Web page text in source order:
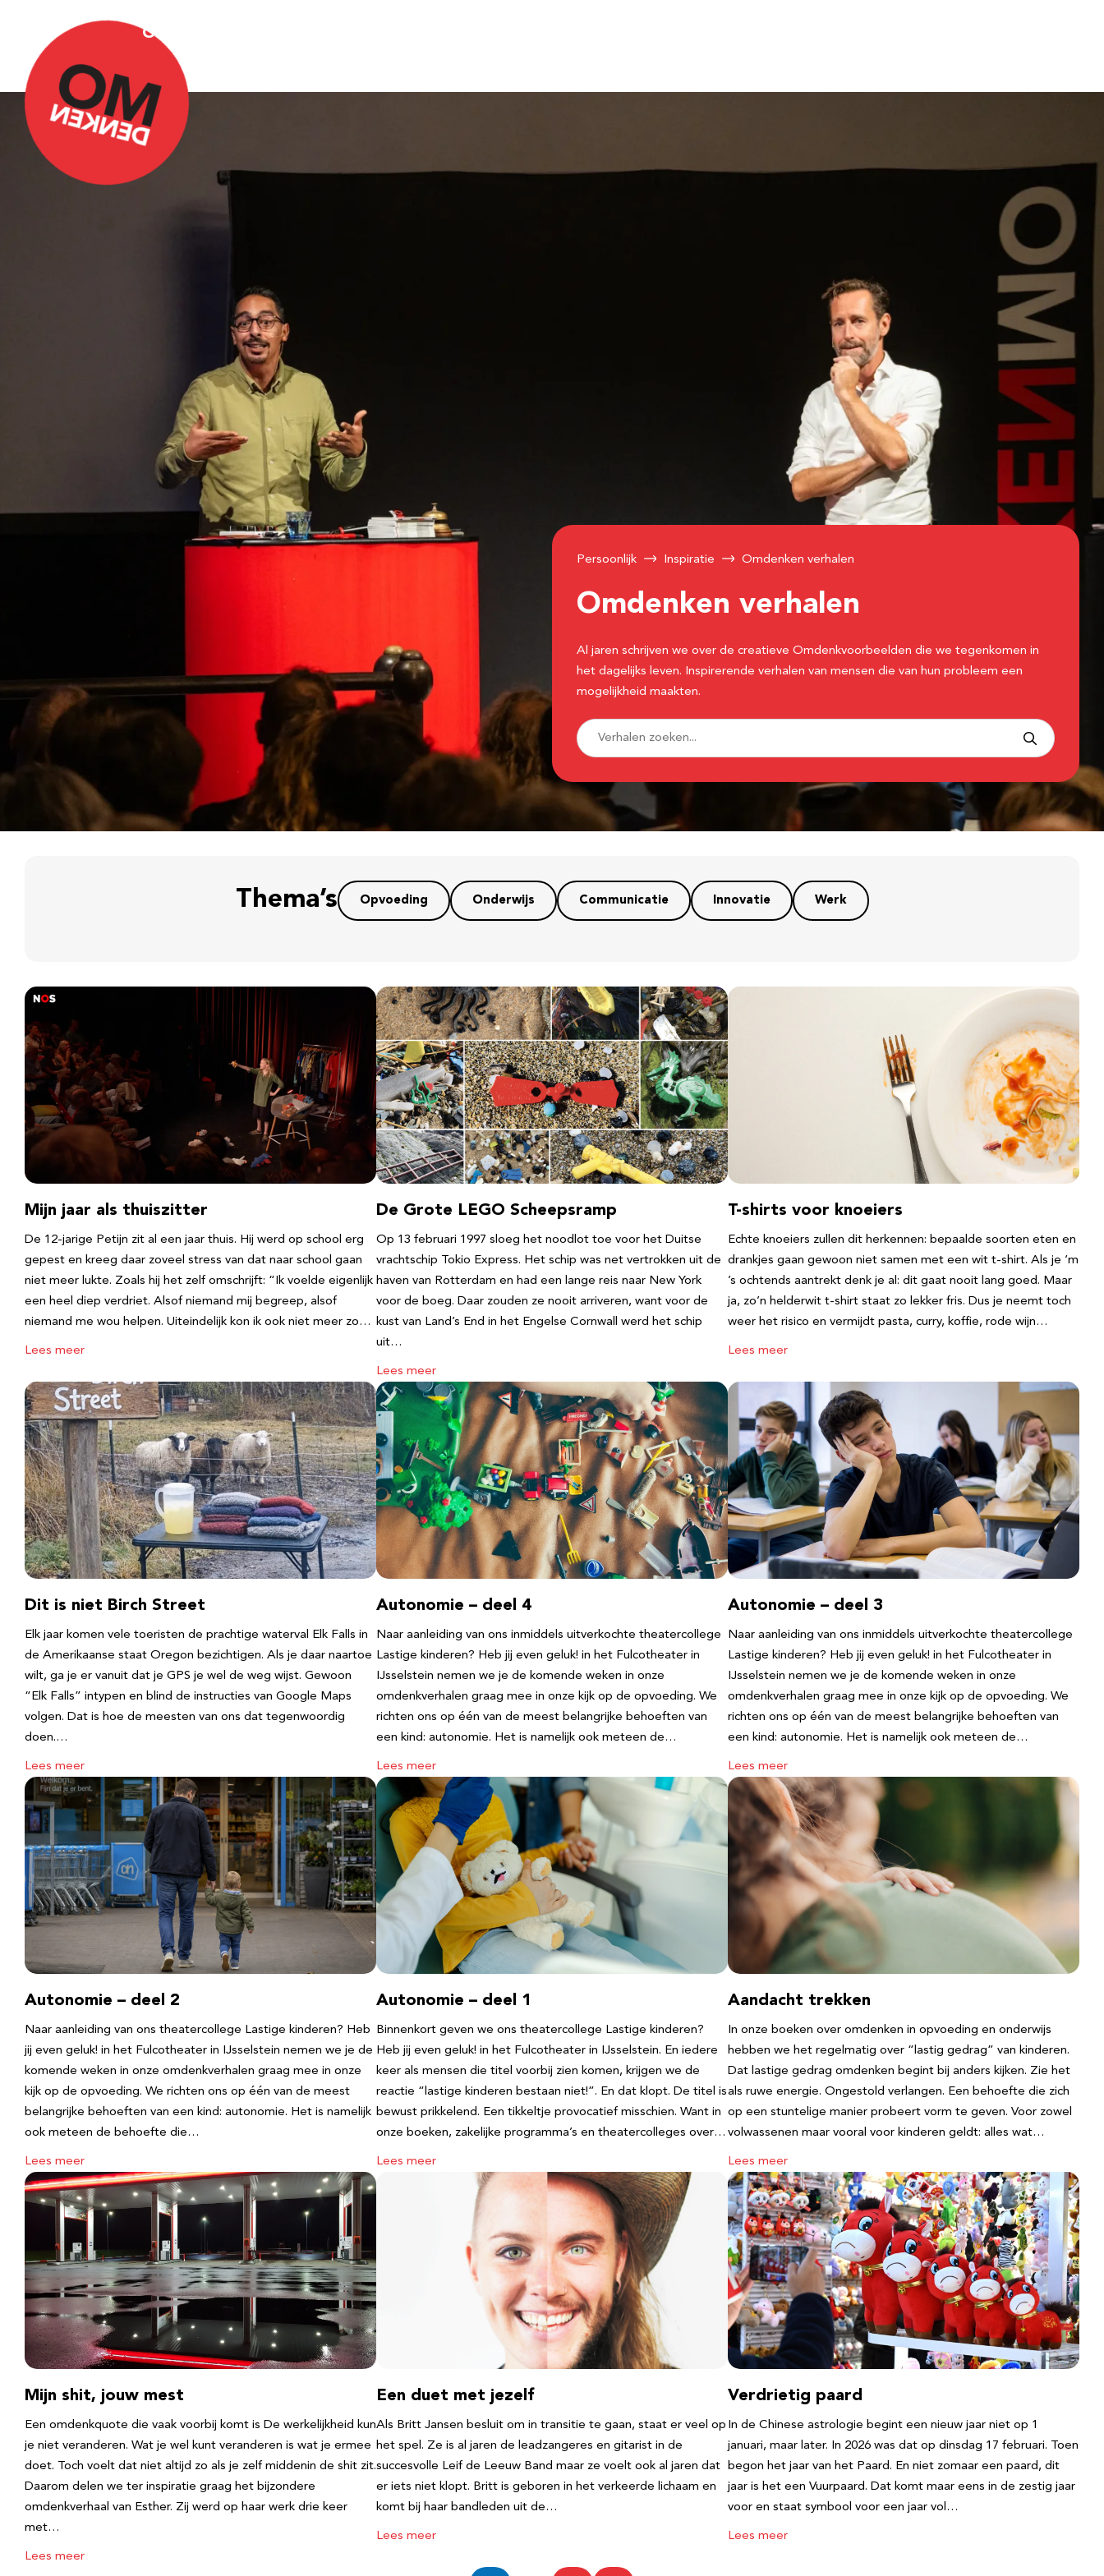
Over Omdenken
Persoonlijk Inspiratie Omdenken verhalen
Omdenken verhalen
Al jaren schrijven we over de creatieve Omdenkvoorbeelden die we tegenkomen in
het dagelijks leven. Inspirerende verhalen van mensen die van hun probleem een
mogelijkheid maakten.
Thema’s Opvoeding Onderwijs Communicatie Innovatie Werk
Mijn jaar als thuiszitter
De 12-jarige Petijn zit al een jaar thuis. Hij werd op school erg
gepest en kreeg daar zoveel stress van dat naar school gaan
niet meer lukte. Zoals hij het zelf omschrijft: “Ik voelde eigenlijk
een heel diep verdriet. Alsof niemand mij begreep, alsof
niemand me wou helpen. Uiteindelijk kon ik ook niet meer zo…
Lees meer
De Grote LEGO Scheepsramp
Op 13 februari 1997 sloeg het noodlot toe voor het Duitse
vrachtschip Tokio Express. Het schip was net vertrokken uit de
haven van Rotterdam en had een lange reis naar New York
voor de boeg. Daar zouden ze nooit arriveren, want voor de
kust van Land’s End in het Engelse Cornwall werd het schip
uit…
Lees meer
T-shirts voor knoeiers
Echte knoeiers zullen dit herkennen: bepaalde soorten eten en
drankjes gaan gewoon niet samen met een wit t-shirt. Als je ‘m
’s ochtends aantrekt denk je al: dit gaat nooit lang goed. Maar
ja, zo’n helderwit t-shirt staat zo lekker fris. Dus je neemt toch
weer het risico en vermijdt pasta, curry, koffie, rode wijn…
Lees meer
Dit is niet Birch Street
Elk jaar komen vele toeristen de prachtige waterval Elk Falls in
de Amerikaanse staat Oregon bezichtigen. Als je daar naartoe
wilt, ga je er vanuit dat je GPS je wel de weg wijst. Gewoon
“Elk Falls” intypen en blind de instructies van Google Maps
volgen. Dat is hoe de meesten van ons dat tegenwoordig
doen.…
Lees meer
Autonomie – deel 4
Naar aanleiding van ons inmiddels uitverkochte theatercollege
Lastige kinderen? Heb jij even geluk! in het Fulcotheater in
IJsselstein nemen we je de komende weken in onze
omdenkverhalen graag mee in onze kijk op de opvoeding. We
richten ons op één van de meest belangrijke behoeften van
een kind: autonomie. Het is namelijk ook meteen de…
Lees meer
Autonomie – deel 3
Naar aanleiding van ons inmiddels uitverkochte theatercollege
Lastige kinderen? Heb jij even geluk! in het Fulcotheater in
IJsselstein nemen we je de komende weken in onze
omdenkverhalen graag mee in onze kijk op de opvoeding. We
richten ons op één van de meest belangrijke behoeften van
een kind: autonomie. Het is namelijk ook meteen de…
Lees meer
Autonomie – deel 2
Naar aanleiding van ons theatercollege Lastige kinderen? Heb
jij even geluk! in het Fulcotheater in IJsselstein nemen we je de
komende weken in onze omdenkverhalen graag mee in onze
kijk op de opvoeding. We richten ons op één van de meest
belangrijke behoeften van een kind: autonomie. Het is namelijk
ook meteen de behoefte die…
Lees meer
Autonomie – deel 1
Binnenkort geven we ons theatercollege Lastige kinderen?
Heb jij even geluk! in het Fulcotheater in IJsselstein. En iedere
keer als mensen die titel voorbij zien komen, krijgen we de
reactie “lastige kinderen bestaan niet!”. En dat klopt. De titel is
bewust prikkelend. Een tikkeltje provocatief misschien. Want in
onze boeken, zakelijke programma’s en theatercolleges over…
Lees meer
Aandacht trekken
In onze boeken over omdenken in opvoeding en onderwijs
hebben we het regelmatig over “lastig gedrag” van kinderen.
Dat lastige gedrag omdenken begint bij anders kijken. Zie het
als ruwe energie. Ongestold verlangen. Een behoefte die zich
op een stuntelige manier probeert vorm te geven. Voor zowel
volwassenen maar vooral voor kinderen geldt: alles wat…
Lees meer
Mijn shit, jouw mest
Een omdenkquote die vaak voorbij komt is De werkelijkheid kun
je niet veranderen. Wat je wel kunt veranderen is wat je ermee
doet. Toch voelt dat niet altijd zo als je zelf middenin de shit zit.
Daarom delen we ter inspiratie graag het bijzondere
omdenkverhaal van Esther. Zij werd op haar werk drie keer
met…
Lees meer
Een duet met jezelf
Als Britt Jansen besluit om in transitie te gaan, staat er veel op
het spel. Ze is al jaren de leadzangeres en gitarist in de
succesvolle Leif de Leeuw Band maar ze voelt ook al jaren dat
er iets niet klopt. Britt is geboren in het verkeerde lichaam en
komt bij haar bandleden uit de…
Lees meer
Verdrietig paard
In de Chinese astrologie begint een nieuw jaar niet op 1
januari, maar later. In 2026 was dat op dinsdag 17 februari. Toen
begon het jaar van het Paard. En niet zomaar een paard, dit
jaar is het een Vuurpaard. Dat komt maar eens in de zestig jaar
voor en staat symbool voor een jaar vol…
Lees meer